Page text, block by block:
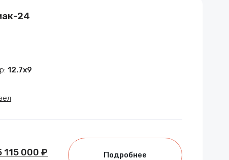
24
12.7х9
115 000 ₽ Подробнее